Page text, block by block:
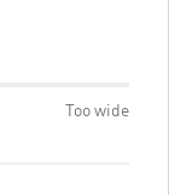
Too wide